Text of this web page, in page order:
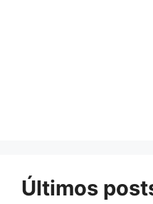
Últimos